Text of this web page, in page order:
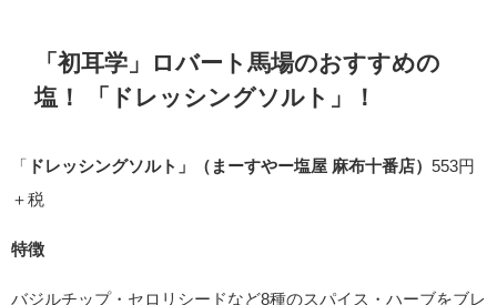
「初耳学」ロバート馬場のおすすめの
塩！ 「
ドレッシングソルト」！
「 ドレッシングソルト」（まーすやー塩屋 麻布十番店） 553円
＋税
特徴
バジルチップ・セロリシードなど8種のスパイス・ハーブをブレ